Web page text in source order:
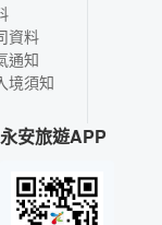
資料
通知
境須知
永安旅遊APP